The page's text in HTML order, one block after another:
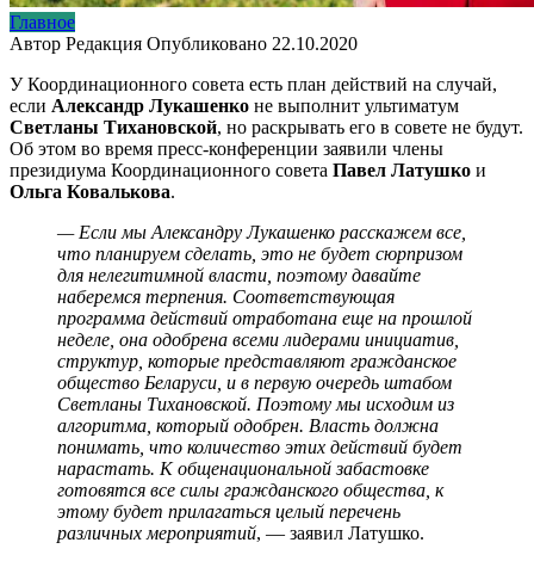
Главное
Автор Редакция Опубликовано 22.10.2020
У Координационного совета есть план действий на случай,
если Александр Лукашенко не выполнит ультиматум
Светланы Тихановской, но раскрывать его в совете не будут.
Об этом во время пресс-конференции заявили члены
президиума Координационного совета Павел Латушко и
Ольга Ковалькова.
— Если мы Александру Лукашенко расскажем все,
что планируем сделать, это не будет сюрпризом
для нелегитимной власти, поэтому давайте
наберемся терпения. Соответствующая
программа действий отработана еще на прошлой
неделе, она одобрена всеми лидерами инициатив,
структур, которые представляют гражданское
общество Беларуси, и в первую очередь штабом
Светланы Тихановской. Поэтому мы исходим из
алгоритма, который одобрен. Власть должна
понимать, что количество этих действий будет
нарастать. К общенациональной забастовке
готовятся все силы гражданского общества, к
этому будет прилагаться целый перечень
различных мероприятий, — заявил Латушко.